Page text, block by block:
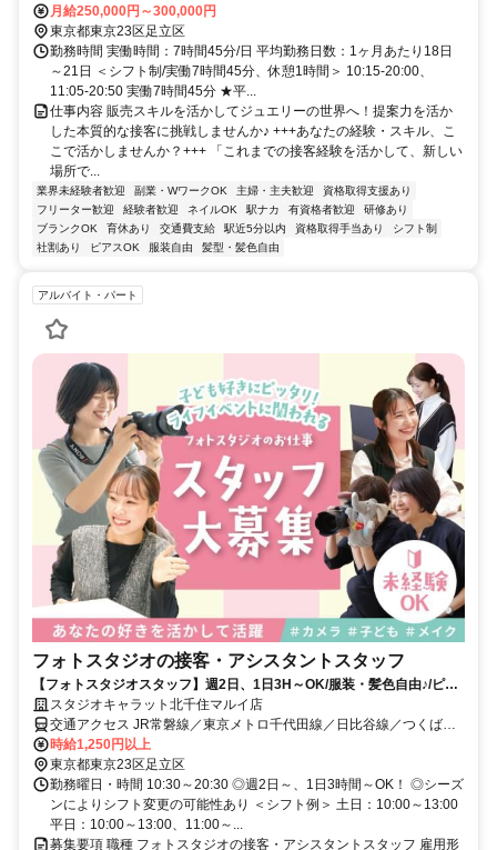
分、ＪＲ常磐線 北千住西口徒歩約1分、東京メトロ日比谷線 北千住西
口徒歩約1分 各線北千住駅すぐ
月給250,000円～300,000円
東京都東京23区足立区
勤務時間 実働時間：7時間45分/日 平均勤務日数：1ヶ月あたり18日
～21日 ＜シフト制/実働7時間45分、休憩1時間＞ 10:15-20:00、
11:05-20:50 実働7時間45分 ★平...
仕事内容 販売スキルを活かしてジュエリーの世界へ！提案力を活か
した本質的な接客に挑戦しませんか♪ +++あなたの経験・スキル、こ
こで活かしませんか？+++ 「これまでの接客経験を活かして、新しい
場所で...
業界未経験者歓迎 副業・WワークOK 主婦・主夫歓迎
資格取得支援あり
フリーター歓迎
経験者歓迎 ネイルOK 駅ナカ 有資格者歓迎
研修あり
ブランクOK
育休あり 交通費支給 駅近5分以内 資格取得手当あり
シフト制
社割あり
ピアスOK 服装自由 髪型・髪色自由
アルバイト・パート
フォトスタジオの接客・アシスタントスタッフ
【フォトスタジオスタッフ】週2日、1日3H～OK/服装・髪色自由♪/ピア
スOK！
スタジオキャラット北千住マルイ店
交通アクセス JR常磐線／東京メトロ千代田線／日比谷線／つくばエ
クスプレス 北千住駅 徒歩約1分 京成本線 京成関屋駅 徒歩約10分 東
武スカイツリーライン 牛田駅 徒歩約10分
時給1,250円以上
東京都東京23区足立区
勤務曜日・時間 10:30～20:30 ◎週2日～、1日3時間～OK！ ◎シーズ
ンによりシフト変更の可能性あり ＜シフト例＞ 土日：10:00～13:00
平日：10:00～13:00、11:00～...
募集要項 職種 フォトスタジオの接客・アシスタントスタッフ 雇用形